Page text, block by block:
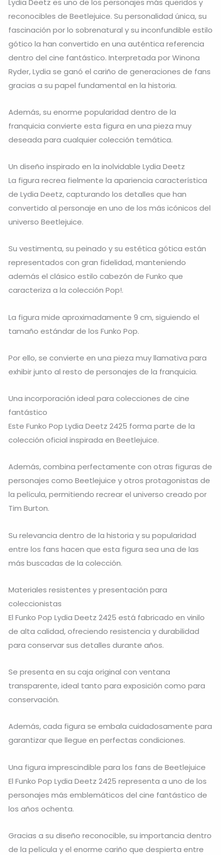
Lydia Deetz es uno de los personajes más queridos y
reconocibles de Beetlejuice. Su personalidad única, su
fascinación por lo sobrenatural y su inconfundible estilo
gótico la han convertido en una auténtica referencia
dentro del cine fantástico. Interpretada por Winona
Ryder, Lydia se ganó el cariño de generaciones de fans
gracias a su papel fundamental en la historia.
Además, su enorme popularidad dentro de la
franquicia convierte esta figura en una pieza muy
deseada para cualquier colección temática.
Un diseño inspirado en la inolvidable Lydia Deetz
La figura recrea fielmente la apariencia característica
de Lydia Deetz, capturando los detalles que han
convertido al personaje en uno de los más icónicos del
universo Beetlejuice.
Su vestimenta, su peinado y su estética gótica están
representados con gran fidelidad, manteniendo
además el clásico estilo cabezón de Funko que
caracteriza a la colección Pop!.
La figura mide aproximadamente 9 cm, siguiendo el
tamaño estándar de los Funko Pop.
Por ello, se convierte en una pieza muy llamativa para
exhibir junto al resto de personajes de la franquicia.
Una incorporación ideal para colecciones de cine
fantástico
Este Funko Pop Lydia Deetz 2425 forma parte de la
colección oficial inspirada en Beetlejuice.
Además, combina perfectamente con otras figuras de
personajes como Beetlejuice y otros protagonistas de
la película, permitiendo recrear el universo creado por
Tim Burton.
Su relevancia dentro de la historia y su popularidad
entre los fans hacen que esta figura sea una de las
más buscadas de la colección.
Materiales resistentes y presentación para
coleccionistas
El Funko Pop Lydia Deetz 2425 está fabricado en vinilo
de alta calidad, ofreciendo resistencia y durabilidad
para conservar sus detalles durante años.
Se presenta en su caja original con ventana
transparente, ideal tanto para exposición como para
conservación.
Además, cada figura se embala cuidadosamente para
garantizar que llegue en perfectas condiciones.
Una figura imprescindible para los fans de Beetlejuice
El Funko Pop Lydia Deetz 2425 representa a uno de los
personajes más emblemáticos del cine fantástico de
los años ochenta.
Gracias a su diseño reconocible, su importancia dentro
de la película y el enorme cariño que despierta entre